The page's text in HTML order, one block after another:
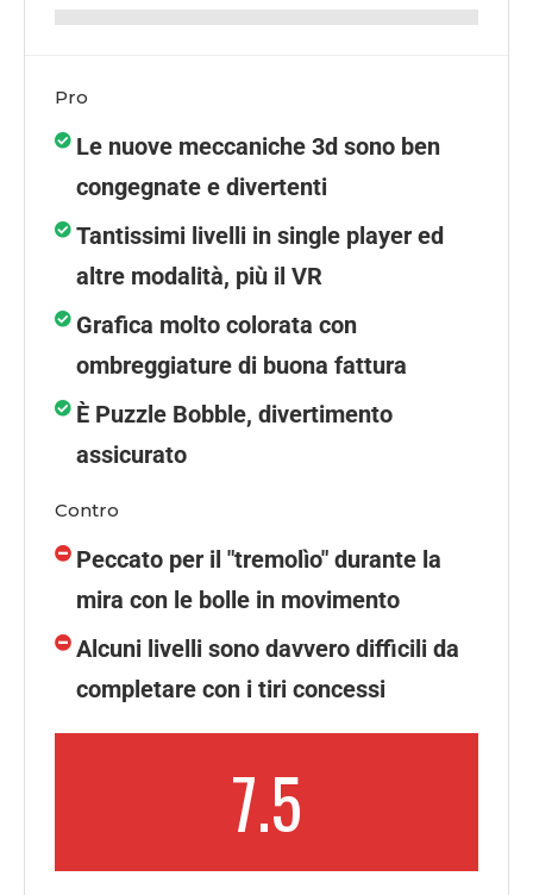
Pro
Le nuove meccaniche 3d sono ben
congegnate e divertenti
Tantissimi livelli in single player ed
altre modalità, più il VR
Grafica molto colorata con
ombreggiature di buona fattura
È Puzzle Bobble, divertimento
assicurato
Contro
Peccato per il "tremolìo" durante la
mira con le bolle in movimento
Alcuni livelli sono davvero difficili da
completare con i tiri concessi
7.5